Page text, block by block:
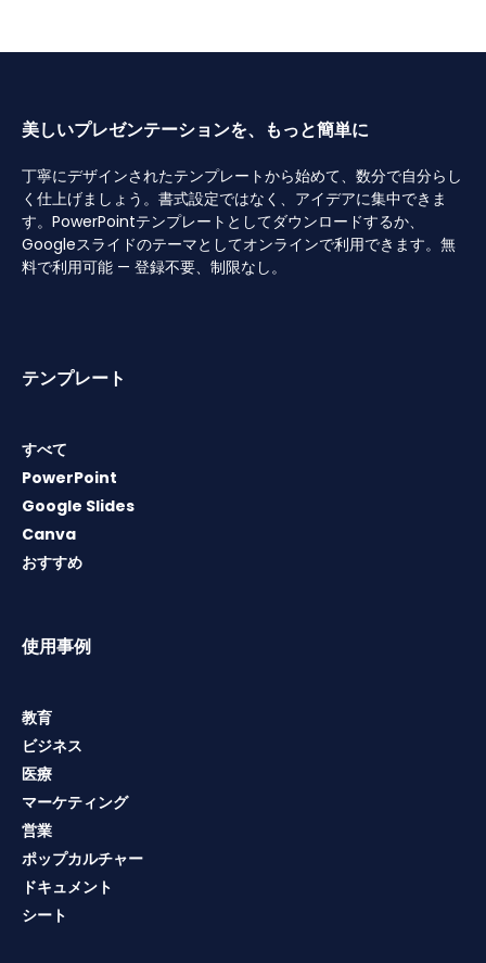
美しいプレゼンテーションを、もっと簡単に
丁寧にデザインされたテンプレートから始めて、数分で自分らし
く仕上げましょう。書式設定ではなく、アイデアに集中できま
す。PowerPointテンプレートとしてダウンロードするか、
Googleスライドのテーマとしてオンラインで利用できます。無
料で利用可能 — 登録不要、制限なし。
テンプレート
すべて
PowerPoint
Google Slides
Canva
おすすめ
使用事例
教育
ビジネス
医療
マーケティング
営業
ポップカルチャー
ドキュメント
シート